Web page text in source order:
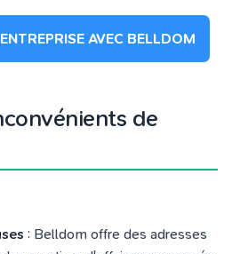
AVEC BELLDOM
de
: Belldom offre des adresses